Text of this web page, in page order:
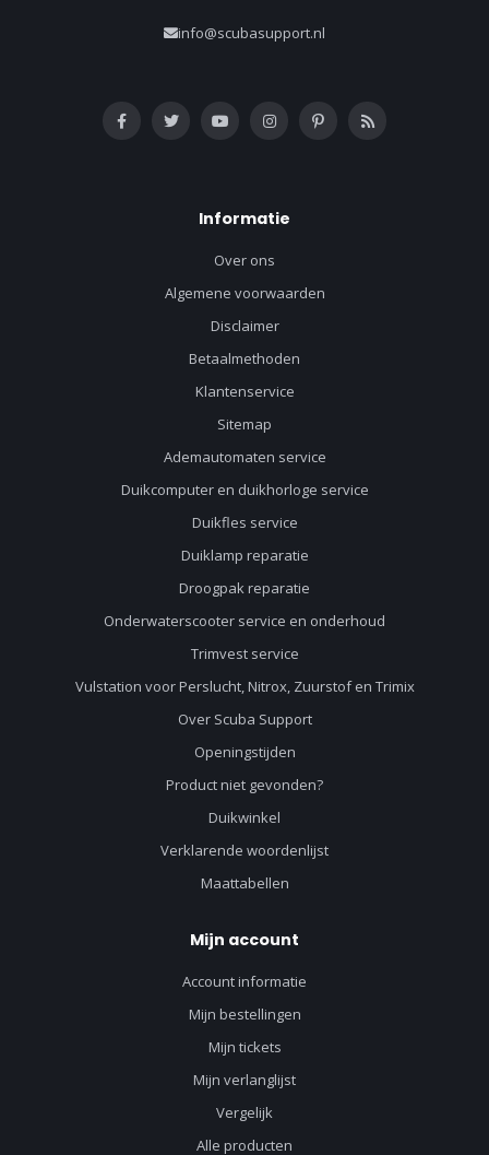
info@scubasupport.nl
Informatie
Over ons
Algemene voorwaarden
Disclaimer
Betaalmethoden
Klantenservice
Sitemap
Ademautomaten service
Duikcomputer en duikhorloge service
Duikfles service
Duiklamp reparatie
Droogpak reparatie
Onderwaterscooter service en onderhoud
Trimvest service
Vulstation voor Perslucht, Nitrox, Zuurstof en Trimix
Over Scuba Support
Openingstijden
Product niet gevonden?
Duikwinkel
Verklarende woordenlijst
Maattabellen
Mijn account
Account informatie
Mijn bestellingen
Mijn tickets
Mijn verlanglijst
Vergelijk
Alle producten